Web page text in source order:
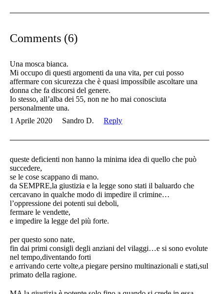
Comments (6)
Una mosca bianca.
Mi occupo di questi argomenti da una vita, per cui posso
affermare con sicurezza che è quasi impossibile ascoltare una
donna che fa discorsi del genere.
Io stesso, all’alba dei 55, non ne ho mai conosciuta
personalmente una.
1 Aprile 2020
Sandro D. Reply
queste deficienti non hanno la minima idea di quello che può
succedere,
se le cose scappano di mano.
da SEMPRE,la giustizia e la legge sono stati il baluardo che
cercavano in qualche modo di impedire il crimine…
l’oppressione dei potenti sui deboli,
fermare le vendette,
e impedire la legge del più forte.
per questo sono nate,
fin dai primi consigli degli anziani del vilaggi…e si sono evolute
nel tempo,diventando forti
e arrivando certe volte,a piegare persino multinazionali e stati,sul
primato della ragione.